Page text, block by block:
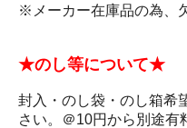
※メーカー在庫品の為、
★のし等について★
封入・のし袋・のし箱希
さい。＠10円から別途有